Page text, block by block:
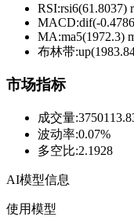
RSI:rsi6(61.8037)
MACD:dif(-
MA:ma5(1972.3)
布林带:
市场指标
成交量:
波动率:0.07%
多空比:2.1928
AI模型信息
使用模型